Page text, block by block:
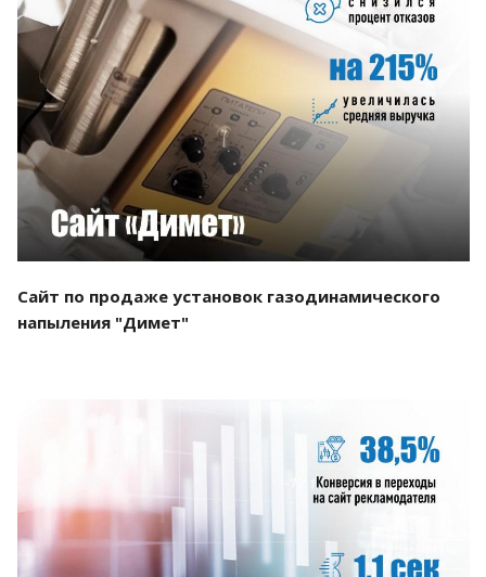
Смотреть проект
Сайт по продаже установок газодинамического
напыления "Димет"